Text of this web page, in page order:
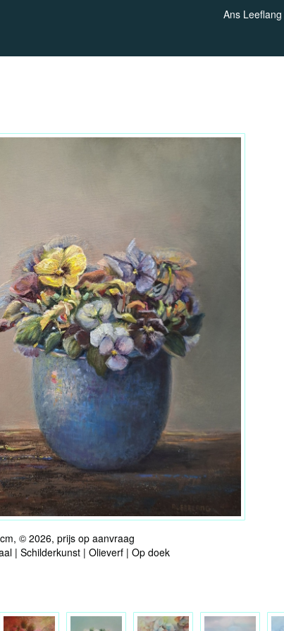
Ans Leeflang
© 2026, prijs op aanvraag
| Schilderkunst | Olieverf | Op doek